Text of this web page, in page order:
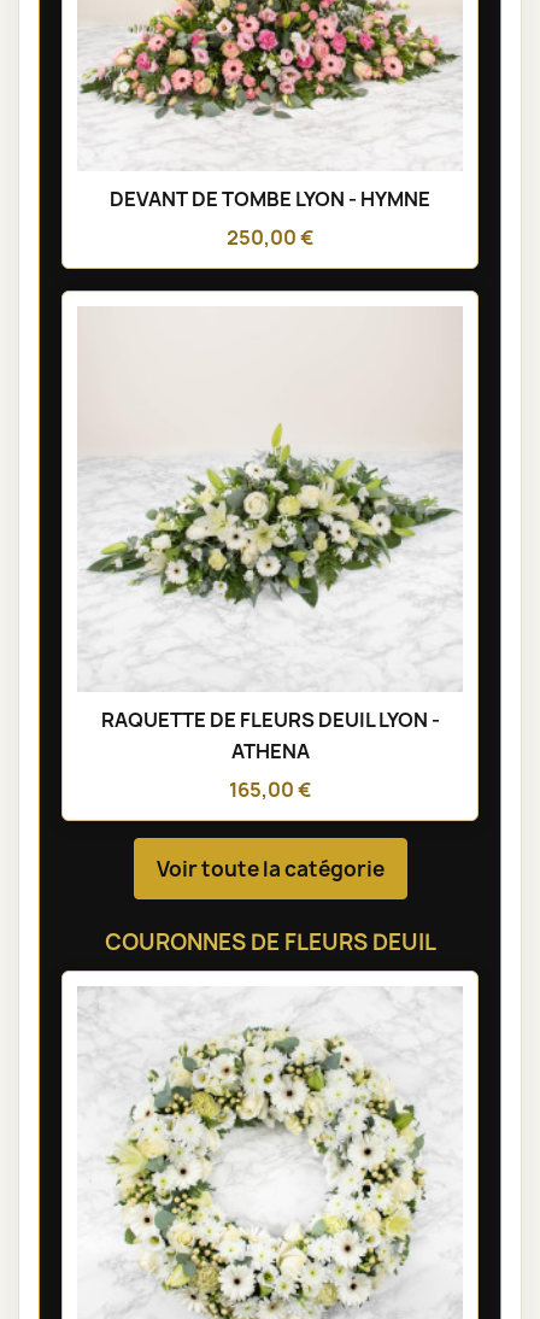
DEVANT DE TOMBE LYON - HYMNE
250,00 €
RAQUETTE DE FLEURS DEUIL LYON -
ATHENA
165,00 €
Voir toute la catégorie
COURONNES DE FLEURS DEUIL